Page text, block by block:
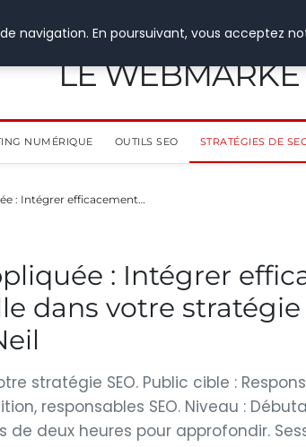
LE
NUMÉRIQUE OUTILS SEO STRATÉGIES DE
: Intégrer efficacement…
: Intégrer
dans votre stratégie
stratégie SEO. Public cible :
responsables SEO. Niveau :
de deux heures pour approfondir.
navigation. En poursuivant, vous acceptez